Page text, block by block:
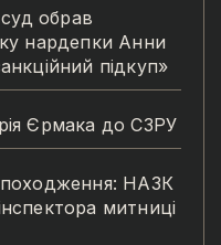
обрав
нардепки Анни
підкуп»
Єрмака до СЗРУ
походження: НАЗК
митниці